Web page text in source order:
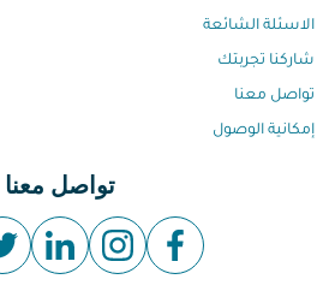
الاسئلة الشائعة
شاركنا تجربتك
تواصل معنا
إمكانية الوصول
تواصل معنا